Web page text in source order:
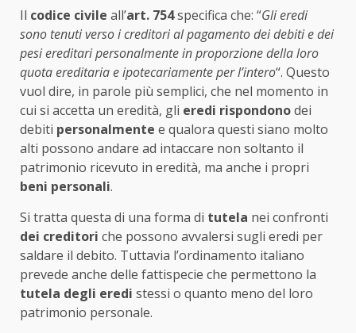
Il codice civile all’art. 754specifica che: “Gli eredi
sono tenuti verso i creditori al pagamento dei debiti e dei
pesi ereditari personalmente in proporzione della loro
quota ereditaria e ipotecariamente per l’intero“. Questo
vuol dire, in parole più semplici, che nel momento in
cui si accetta un eredità, gli eredi rispondonodei
debiti personalmente e qualora questi siano molto
alti possono andare ad intaccare non soltanto il
patrimonio ricevuto in eredità, ma anche i propri
beni personali.
Si tratta questa di una forma di tutela nei confronti
dei creditori che possono avvalersi sugli eredi per
saldare il debito. Tuttavia l’ordinamento italiano
prevede anche delle fattispecie che permettono la
tutela degli eredi stessi o quanto meno del loro
patrimonio personale.